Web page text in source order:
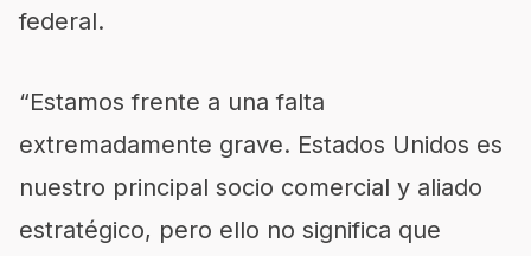
federal.
“Estamos frente a una falta
extremadamente grave. Estados Unidos es
nuestro principal socio comercial y aliado
estratégico, pero ello no significa que